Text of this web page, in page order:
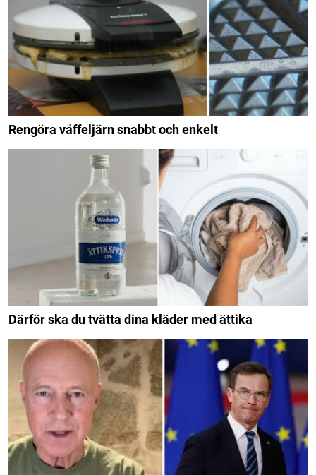
Rengöra våffeljärn snabbt och enkelt
Därför ska du tvätta dina kläder med ättika